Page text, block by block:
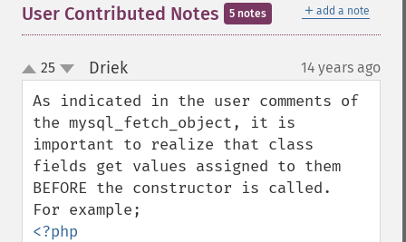
＋ add a note
User Contributed Notes 5 notes
up
down
25 Driek¶ 14 years ago
As indicated in the user comments of
the mysql_fetch_object, it is
important to realize that class
fields get values assigned to them
BEFORE the constructor is called.
<?php